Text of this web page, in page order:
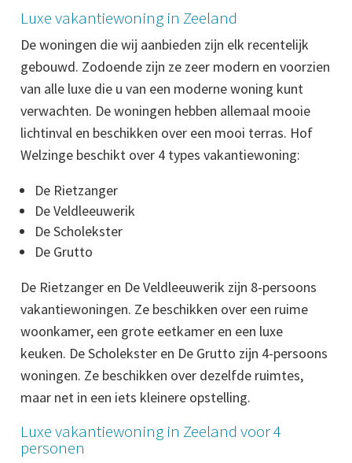
Luxe vakantiewoning in Zeeland
De woningen die wij aanbieden zijn elk recentelijk
gebouwd. Zodoende zijn ze zeer modern en voorzien
van alle luxe die u van een moderne woning kunt
verwachten. De woningen hebben allemaal mooie
lichtinval en beschikken over een mooi terras. Hof
Welzinge beschikt over 4 types vakantiewoning:
De Rietzanger
De Veldleeuwerik
De Scholekster
De Grutto
De Rietzanger en De Veldleeuwerik zijn 8-persoons
vakantiewoningen. Ze beschikken over een ruime
woonkamer, een grote eetkamer en een luxe
keuken. De Scholekster en De Grutto zijn 4-persoons
woningen. Ze beschikken over dezelfde ruimtes,
maar net in een iets kleinere opstelling.
Luxe vakantiewoning in Zeeland voor 4
personen